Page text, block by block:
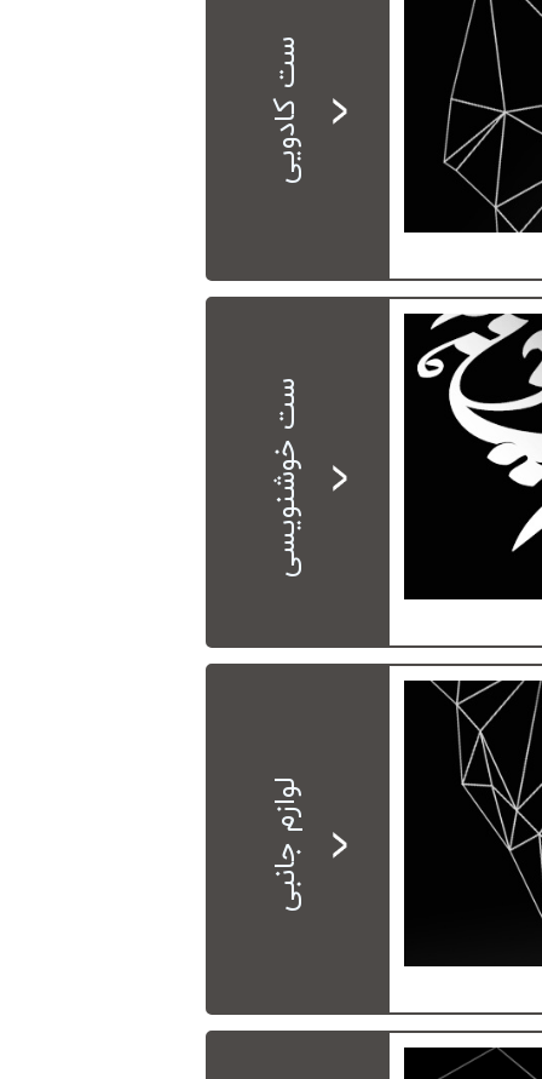
ست کادویی
ست خوشنویسی
لوازم جانبی